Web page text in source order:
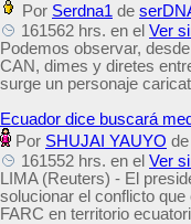
Por Serdna1 de
161562 hrs. en el Ver
Podemos observar,
CAN, dimes y diretes
surge un personaje
Ecuador dice buscará
Por SHUJAI YAUYO de
161552 hrs. en el Ver
LIMA (Reuters) - El
solucionar el conflicto
FARC en territorio